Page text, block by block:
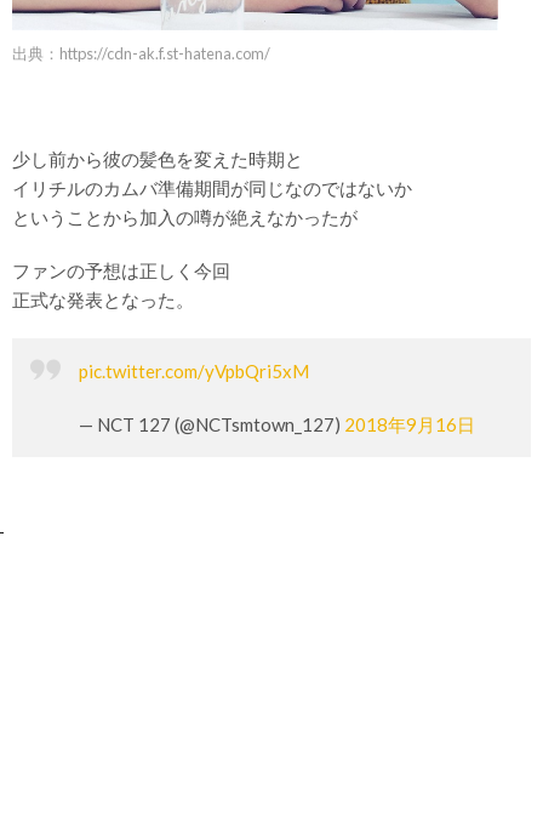
出典： https://cdn-ak.f.st-hatena.com/
少し前から彼の髪色を変えた時期と
イリチルのカムバ準備期間が同じなのではないか
ということから加入の噂が絶えなかったが
ファンの予想は正しく今回
正式な発表となった。
pic.twitter.com/yVpbQri5xM
— NCT 127 (@NCTsmtown_127) 2018年9月16日